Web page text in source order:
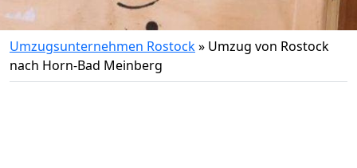
Umzugsunternehmen Rostock» Umzug von Rostock
nach Horn-Bad Meinberg